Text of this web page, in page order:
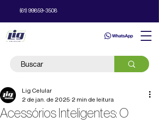
(61) 99859-3508
Acessórios Inteligentes: O
Lig Celular
2 de jan. de 2025 2 min de leitura